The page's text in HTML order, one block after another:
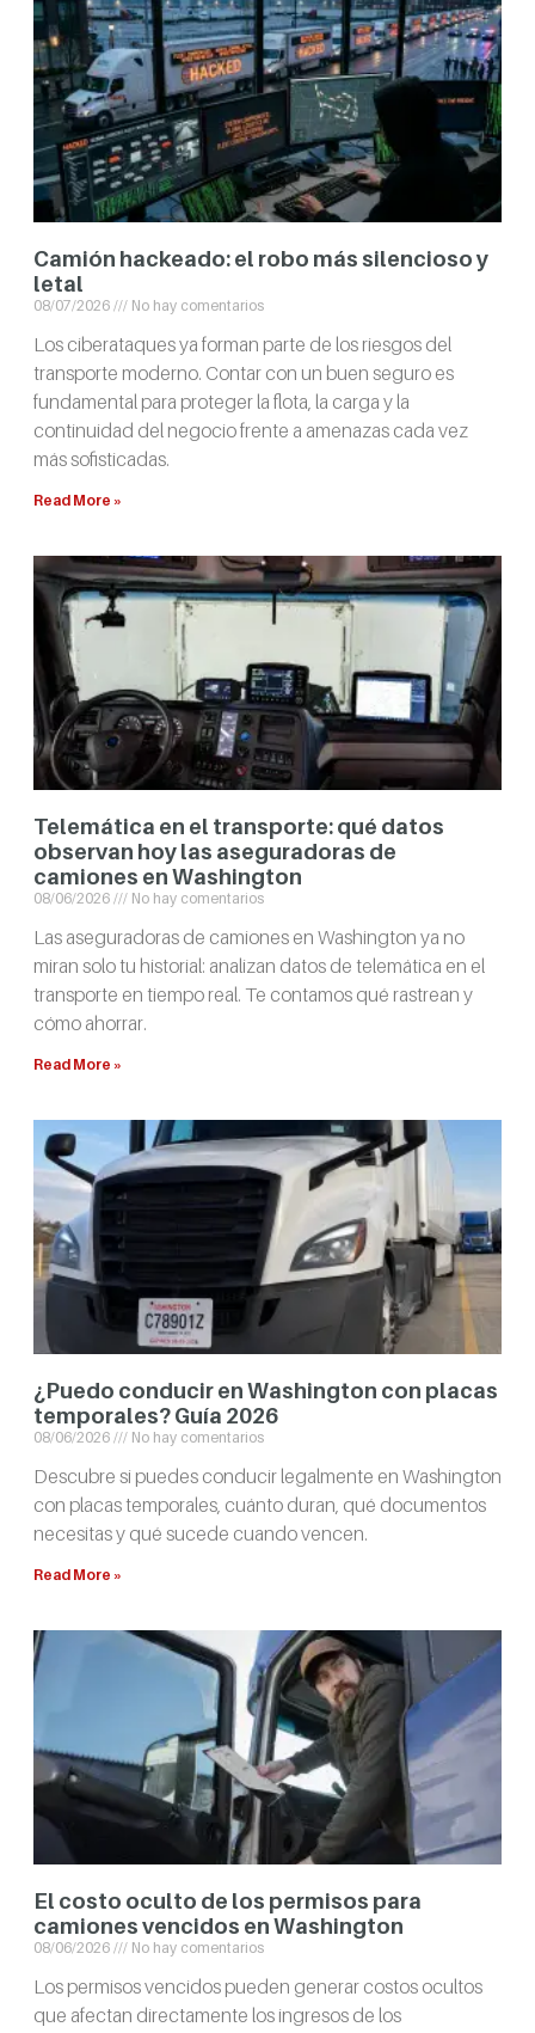
Camión hackeado: el robo más silencioso y
letal
08/07/2026 No hay comentarios
Los ciberataques ya forman parte de los riesgos del
transporte moderno. Contar con un buen seguro es
fundamental para proteger la flota, la carga y la
continuidad del negocio frente a amenazas cada vez
más sofisticadas.
Read More »
Telemática en el transporte: qué datos
observan hoy las aseguradoras de
camiones en Washington
08/06/2026 No hay comentarios
Las aseguradoras de camiones en Washington ya no
miran solo tu historial: analizan datos de telemática en el
transporte en tiempo real. Te contamos qué rastrean y
cómo ahorrar.
Read More »
¿Puedo conducir en Washington con placas
temporales? Guía 2026
08/06/2026 No hay comentarios
Descubre si puedes conducir legalmente en Washington
con placas temporales, cuánto duran, qué documentos
necesitas y qué sucede cuando vencen.
Read More »
El costo oculto de los permisos para
camiones vencidos en Washington
08/06/2026 No hay comentarios
Los permisos vencidos pueden generar costos ocultos
que afectan directamente los ingresos de los